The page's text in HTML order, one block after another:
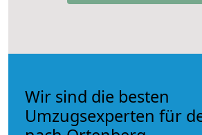
Wir sind die besten
Umzugsexperten für